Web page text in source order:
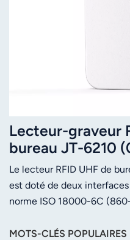
Lecteur-graveur
bureau JT-6210
ISO18000-6C
Le lecteur RFID UHF de
est doté de deux
norme ISO 18000-6C
d'étiquettes, le
MOTS-CLÉS POPULAIRES